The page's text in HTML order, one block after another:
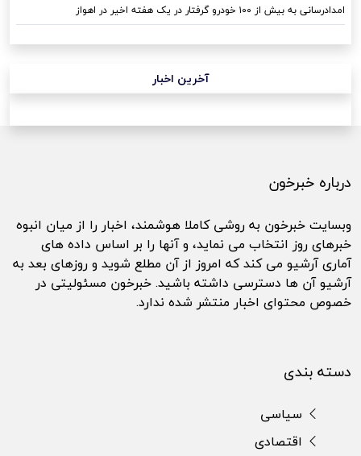
امدادرسانی به بیش از ۱۰۰ خودرو گرفتار در یک هفته اخیر در اهواز
آخرین اخبار
درباره خبرخون
وبسایت خبرخون به روشی کاملا هوشمند، اخبار را از میان انبوه
خبرهای روز انتخاب می نماید، و آنها را بر اساس داده های
آماری آرشیو می کند که امروز از آن مطلع شوید و روزهای بعد به
آرشیو آن ها دسترسی داشته باشید. خبرخون مسئولیتی در
خصوص محتوای اخبار منتشر شده ندارد.
دسته بندی
سیاسی
اقتصادی